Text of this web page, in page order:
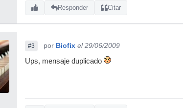
Responder Citar
#3 por Biofix el 29/06/2009
Ups, mensaje duplicado